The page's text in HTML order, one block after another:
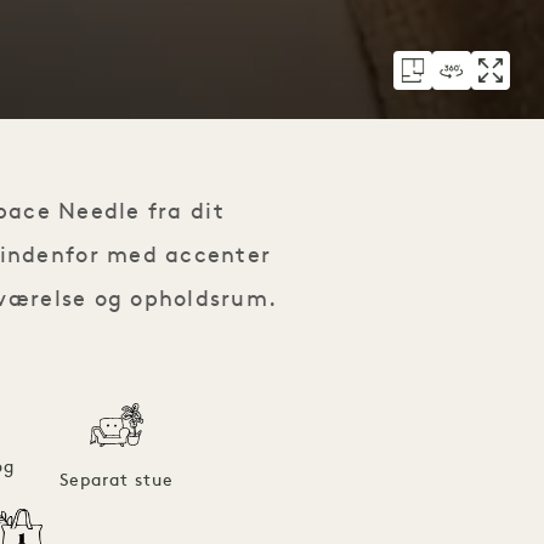
Needle fra dit
med accenter
og opholdsrum.
Separat stue